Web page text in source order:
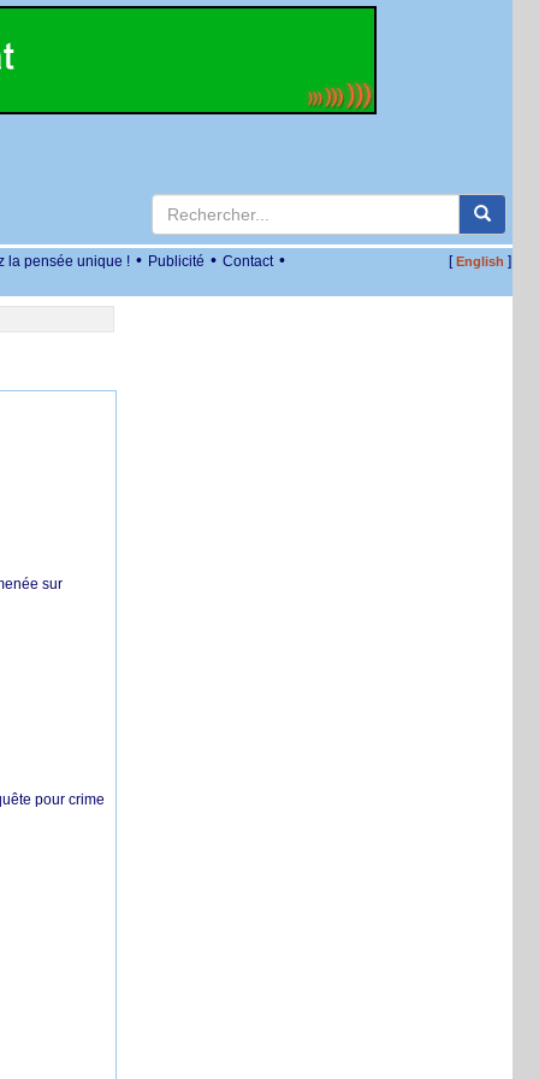
la pensée unique ! • Publicité • Contact • [English ]
sur
pour crime